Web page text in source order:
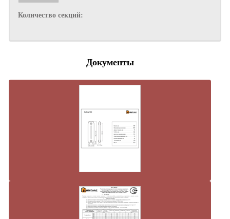
Количество секций:
Документы